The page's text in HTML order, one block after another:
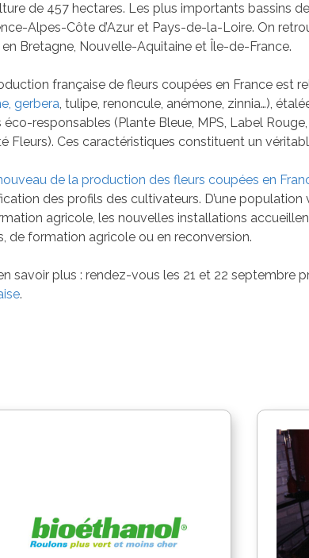
de 457 hectares. Les plus importants bassins
Alpes-Côte d’Azur et Pays-de-la-Loire. On
Bretagne, Nouvelle-Aquitaine et Île-de-France.
française de fleurs coupées en France est
gerbera, tulipe, renoncule, anémone, zinnia…),
éco-responsables (Plante Bleue, MPS, Label
Fleurs). Ces caractéristiques constituent un
de la production des fleurs coupées en
des profils des cultivateurs. D’une
agricole, les nouvelles installations
de formation agricole ou en reconversion.
savoir plus : rendez-vous les 21 et 22 septembre
.